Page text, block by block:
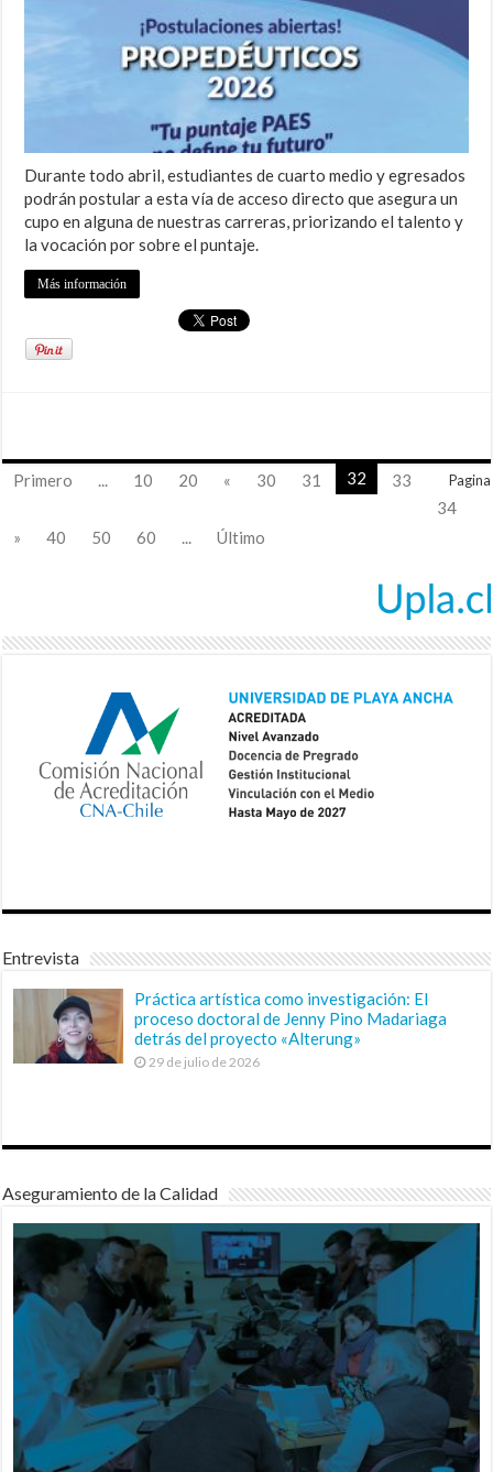
Durante todo abril, estudiantes de cuarto medio y egresados
podrán postular a esta vía de acceso directo que asegura un
cupo en alguna de nuestras carreras, priorizando el talento y
la vocación por sobre el puntaje.
Más información
Pagina
Primero ... 10 20 « 30 31 32
33
34
»
40 50 60 ... Último
Entrevista
Práctica artística como investigación: El
proceso doctoral de Jenny Pino Madariaga
detrás del proyecto «Alterung»
29 de julio de 2026
Aseguramiento de la Calidad